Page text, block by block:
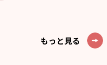
もっと見る